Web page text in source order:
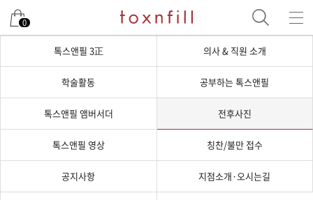
0
톡스앤필 3正 의사 & 직원 소개
학술활동 공부하는 톡스앤필
톡스앤필 앰버서더 전후사진
톡스앤필 영상 칭찬/불만 접수
공지사항 지점소개·오시는길